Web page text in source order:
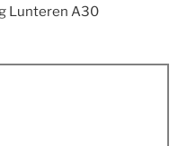
Lunteren A30